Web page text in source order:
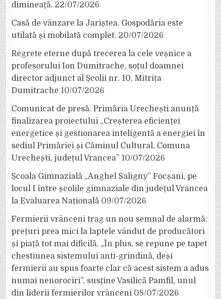
dimineață. 22/07/2026
Casă de vânzare la Jariștea. Gospodăria este
utilată și mobilată complet. 20/07/2026
Regrete eterne după trecerea la cele veșnice a
profesorului Ion Dumitrache, soțul doamnei
director adjunct al Școlii nr. 10, Mitrița
Dumitrache 10/07/2026
Comunicat de presă. Primăria Urechești anunță
finalizarea proiectului „Creșterea eficienței
energetice și gestionarea inteligentă a energiei în
sediul Primăriei și Căminul Cultural, Comuna
Urechești, județul Vrancea” 10/07/2026
Școala Gimnazială „Anghel Saligny” Focșani, pe
locul I între școlile gimnaziale din județul Vrancea
la Evaluarea Națională 09/07/2026
Fermierii vrânceni trag un nou semnal de alarmă:
prețuri prea mici la laptele vândut de producători
și piață tot mai dificilă. „În plus, se repune pe tapet
chestiunea sistemului anti-grindină, deși
fermierii au spus foarte clar că acest sistem a adus
numai nenorociri”, susține Vasilică Pamfil, unul
din liderii fermierilor vrânceni 08/07/2026